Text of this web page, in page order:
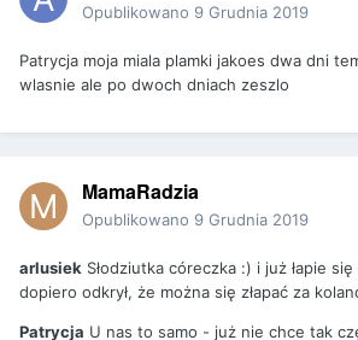
Opublikowano 9 Grudnia 2019
Patrycja moja miala plamki jakoes dwa dni
wlasnie ale po dwoch dniach zeszlo
MamaRadzia
Opublikowano 9 Grudnia 2019
arlusiek Słodziutka córeczka :) i już łapie
dopiero odkrył, że można się złapać za
Patrycja U nas to samo - już nie chce tak